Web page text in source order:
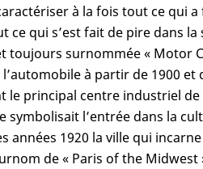
à la fois tout ce qui
ce qui s’est fait de pire dans
toujours surnommée « Motor
à partir de 1900
le principal centre industriel
symbolisait l’entrée dans la
années 1920 la ville qui
de « Paris of the